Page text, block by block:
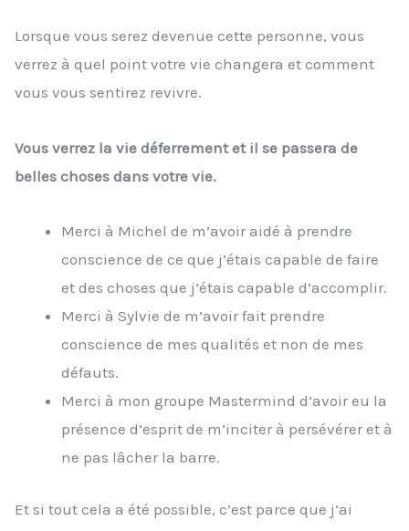
Lorsque vous serez devenue cette personne, vous
verrez à quel point votre vie changera et comment
vous vous sentirez revivre.
Vous verrez la vie déferrement et il se passera de
belles choses dans votre vie.
Merci à Michel de m’avoir aidé à prendre
conscience de ce que j’étais capable de faire
et des choses que j’étais capable d’accomplir.
Merci à Sylvie de m’avoir fait prendre
conscience de mes qualités et non de mes
défauts.
Merci à mon groupe Mastermind d’avoir eu la
présence d’esprit de m’inciter à persévérer et à
ne pas lâcher la barre.
Et si tout cela a été possible, c’est parce que j’ai